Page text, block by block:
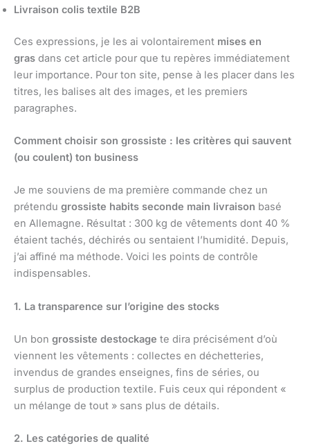
Livraison colis textile B2B
Ces expressions, je les ai volontairement mises en
gras dans cet article pour que tu repères immédiatement
leur importance. Pour ton site, pense à les placer dans les
titres, les balises alt des images, et les premiers
paragraphes.
Comment choisir son grossiste : les critères qui sauvent
(ou coulent) ton business
Je me souviens de ma première commande chez un
prétendu grossiste habits seconde main livraison basé
en Allemagne. Résultat : 300 kg de vêtements dont 40 %
étaient tachés, déchirés ou sentaient l’humidité. Depuis,
j’ai affiné ma méthode. Voici les points de contrôle
indispensables.
1. La transparence sur l’origine des stocks
Un bon grossiste destockage te dira précisément d’où
viennent les vêtements : collectes en déchetteries,
invendus de grandes enseignes, fins de séries, ou
surplus de production textile. Fuis ceux qui répondent «
un mélange de tout » sans plus de détails.
2. Les catégories de qualité